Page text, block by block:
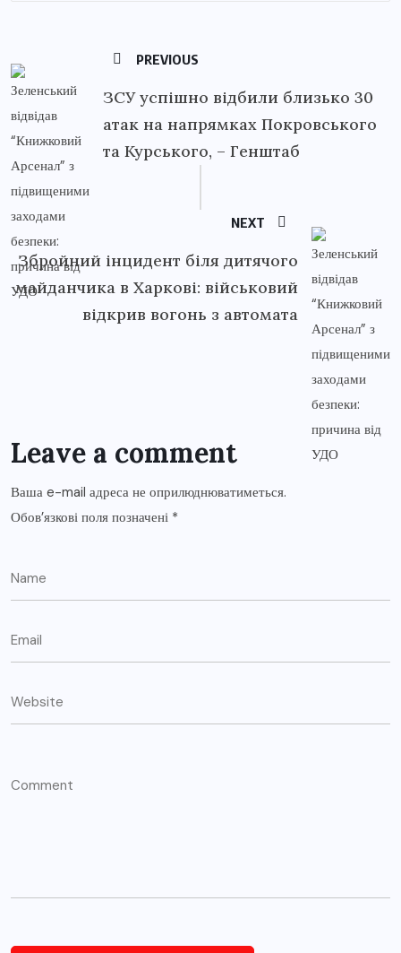
PREVIOUS
ЗСУ успішно відбили близько 30
атак на напрямках Покровського
та Курського, – Генштаб
NEXT
Збройний інцидент біля дитячого
майданчика в Харкові: військовий
відкрив вогонь з автомата
Leave a comment
Ваша e-mail адреса не оприлюднюватиметься.
Обов’язкові поля позначені *